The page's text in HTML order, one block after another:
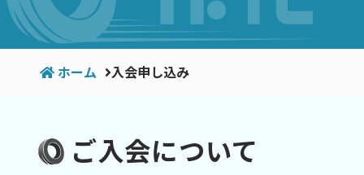
ホーム 入会申し込み
ご入会について